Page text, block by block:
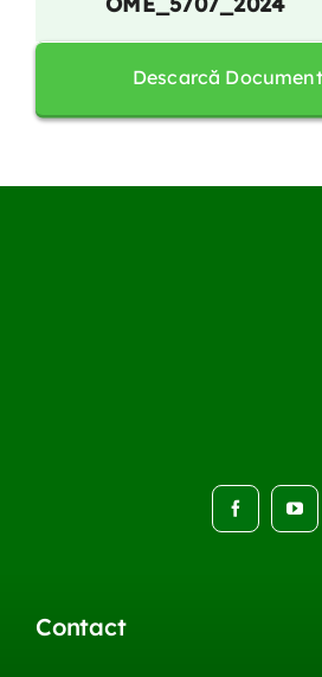
Descarcă
Contact